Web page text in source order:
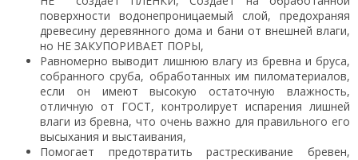
поверхности водонепроницаемый слой, предохраняя
древесину деревянного дома и бани от внешней влаги,
но НЕ ЗАКУПОРИВАЕТ ПОРЫ,
Равномерно выводит лишнюю влагу из бревна и бруса,
собранного сруба, обработанных им пиломатериалов,
если он имеют высокую остаточную влажность,
отличную от ГОСТ, контролирует испарения лишней
влаги из бревна, что очень важно для правильного его
высыхания и выстаивания,
Помогает предотвратить растрескивание бревен,